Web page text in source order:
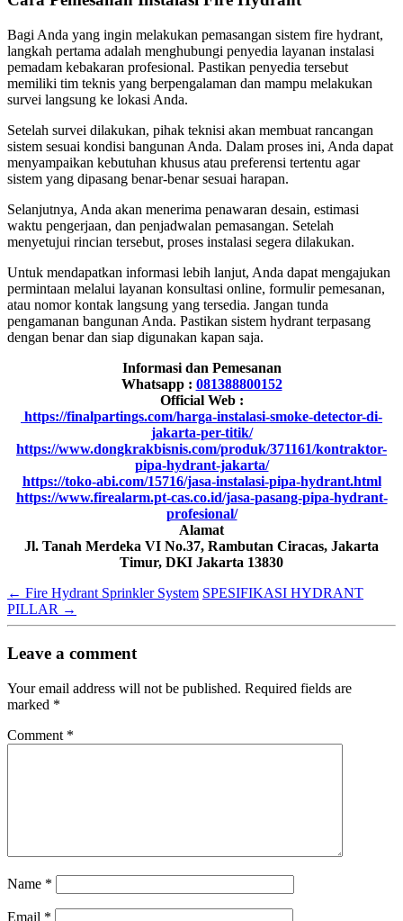
Bagi Anda yang ingin melakukan pemasangan sistem fire hydrant,
langkah pertama adalah menghubungi penyedia layanan instalasi
pemadam kebakaran profesional. Pastikan penyedia tersebut
memiliki tim teknis yang berpengalaman dan mampu melakukan
survei langsung ke lokasi Anda.
Setelah survei dilakukan, pihak teknisi akan membuat rancangan
sistem sesuai kondisi bangunan Anda. Dalam proses ini, Anda dapat
menyampaikan kebutuhan khusus atau preferensi tertentu agar
sistem yang dipasang benar-benar sesuai harapan.
Selanjutnya, Anda akan menerima penawaran desain, estimasi
waktu pengerjaan, dan penjadwalan pemasangan. Setelah
menyetujui rincian tersebut, proses instalasi segera dilakukan.
Untuk mendapatkan informasi lebih lanjut, Anda dapat mengajukan
permintaan melalui layanan konsultasi online, formulir pemesanan,
atau nomor kontak langsung yang tersedia. Jangan tunda
pengamanan bangunan Anda. Pastikan sistem hydrant terpasang
dengan benar dan siap digunakan kapan saja.
Informasi dan Pemesanan
Whatsapp : 081388800152
Official Web :
https://finalpartings.com/harga-instalasi-smoke-detector-di-
jakarta-per-titik/
https://www.dongkrakbisnis.com/produk/371161/kontraktor-
pipa-hydrant-jakarta/
https://toko-abi.com/15716/jasa-instalasi-pipa-hydrant.html
https://www.firealarm.pt-cas.co.id/jasa-pasang-pipa-hydrant-
profesional/
Alamat
Jl. Tanah Merdeka VI No.37, Rambutan Ciracas, Jakarta
Timur, DKI Jakarta 13830
← Fire Hydrant Sprinkler System SPESIFIKASI HYDRANT
PILLAR →
Leave a comment
Your email address will not be published. Required fields are
marked *
Comment *
Name *
Email *